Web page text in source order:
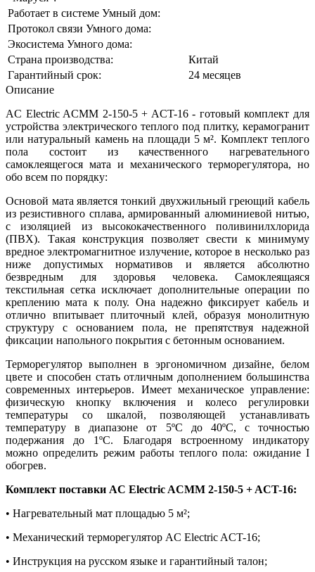
Работает в системе Умный дом:
Протокол связи Умного дома:
Экосистема Умного дома:
Страна производства:
Китай
Гарантийный срок:
24 месяцев
Описание
AC Electric ACMM 2-150-5 + ACT-16 - готовый комплект для
устройства электрического теплого под плитку, керамогранит
или натуральный камень на площади 5 м². Комплект теплого
пола состоит из качественного нагревательного
самоклеящегося мата и механического терморегулятора, но
обо всем по порядку:
Основой мата является тонкий двухжильный греющий кабель
из резистивного сплава, армированный алюминиевой нитью,
с изоляцией из высококачественного поливинилхлорида
(ПВХ). Такая конструкция позволяет свести к минимуму
вредное электромагнитное излучение, которое в несколько раз
ниже допустимых нормативов и является абсолютно
безвредным для здоровья человека. Самоклеящаяся
текстильная сетка исключает дополнительные операции по
креплению мата к полу. Она надежно фиксирует кабель и
отлично впитывает плиточный клей, образуя монолитную
структуру с основанием пола, не препятствуя надежной
фиксации напольного покрытия с бетонным основанием.
Терморегулятор выполнен в эргономичном дизайне, белом
цвете и способен стать отличным дополнением большинства
современных интерьеров. Имеет механическое управление:
физическую кнопку включения и колесо регулировки
температуры со шкалой, позволяющей устанавливать
температуру в диапазоне от 5ºС до 40ºС, с точностью
подержания до 1ºС. Благодаря встроенному индикатору
можно определить режим работы теплого пола: ожидание I
обогрев.
Комплект поставки AC Electric ACMM 2-150-5 + ACT-16:
• Нагревательный мат площадью 5 м²;
• Механический терморегулятор AC Electric ACT-16;
• Инструкция на русском языке и гарантийный талон;